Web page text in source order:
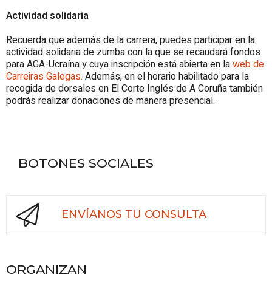
Actividad solidaria
Recuerda que además de la carrera, puedes participar en la
actividad solidaria de zumba con la que se recaudará fondos
para AGA-Ucraína y cuya inscripción está abierta en laweb de
Carreiras Galegas. Además, en el horario habilitado para la
recogida de dorsales en El Corte Inglés de A Coruña también
podrás realizar donaciones de manera presencial.
BOTONES SOCIALES
ENVÍANOS TU CONSULTA
ORGANIZAN